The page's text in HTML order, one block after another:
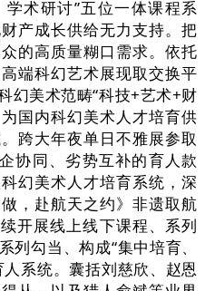
术研讨”五位一体课程系
产成长供给无力支持。把
的高质量糊口需求。依托
端科幻艺术展现取交换平
幻美术范畴“科技+艺术+财
国内科幻美术人才培育供
跨大年夜单日不雅展参取
协同、劣势互补的育人款
幻美术人才培育系统，深
，赴航天之约》非遗取航
开展线上线下课程、系列
列勾当、构成“集中培育、
系统。囊括刘慈欣、赵恩